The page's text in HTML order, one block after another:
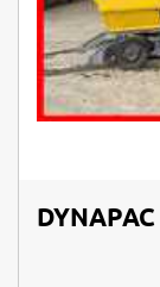
DYNAPAC